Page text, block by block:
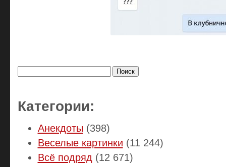
Категории:
Анекдоты (398)
Веселые картинки (11 244)
Всё подряд (12 671)